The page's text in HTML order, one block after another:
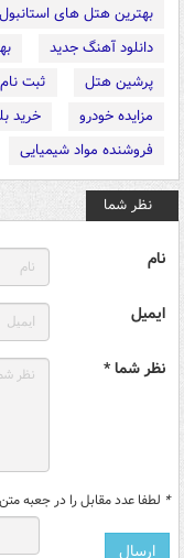
بهترین هتل های استانبول
دانلود آهنگ جدید
پرشین هتل
ثبت
مزایده خودرو
خرید
فروشنده مواد شیمیایی
نظر شما
نام
ایمیل
نظر شما *
* لطفا عدد مقابل را در جعبه